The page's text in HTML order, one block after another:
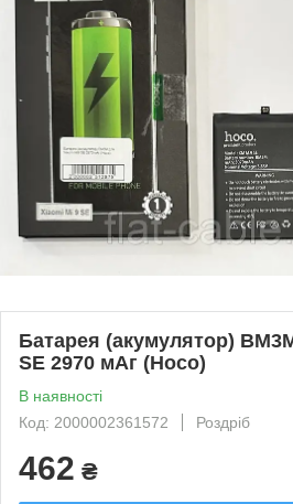
Батарея (акумулятор)
SE 2970 мАг (Hoco)
В наявності
Код: 2000002361572
Роздріб
462 ₴